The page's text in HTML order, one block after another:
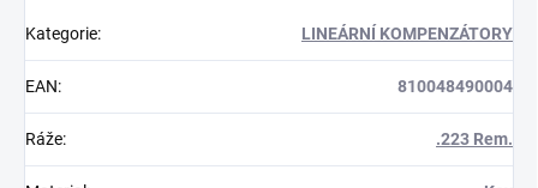
Kategorie: LINEÁRNÍ KOMPENZÁTORY
EAN: 810048490004
Ráže: .223 Rem.